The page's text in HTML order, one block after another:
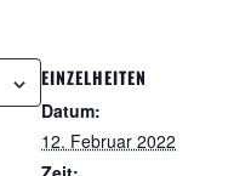
EINZELHEITEN
Datum:
12. Februar 2022